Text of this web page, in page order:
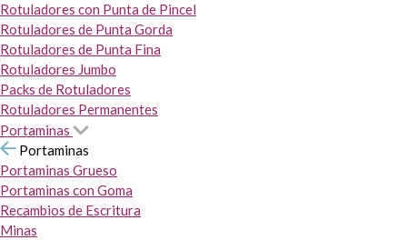
Rotuladores con Punta de Pincel
Rotuladores de Punta Gorda
Rotuladores de Punta Fina
Rotuladores Jumbo
Packs de Rotuladores
Rotuladores Permanentes
Portaminas
Portaminas
Portaminas Grueso
Portaminas con Goma
Recambios de Escritura
Minas